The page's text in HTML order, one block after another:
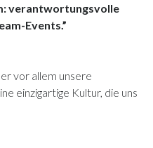
verantwortungsvolle
Events.”
vor allem unsere
einzigartige Kultur, die uns